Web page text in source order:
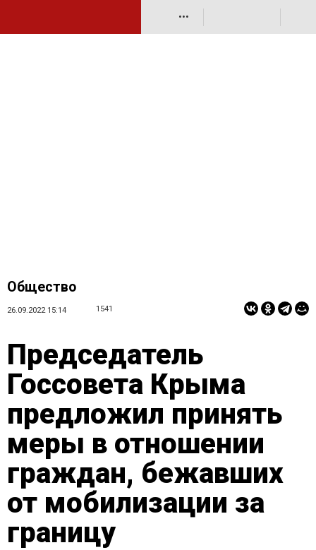
•••
Общество
26.09.2022 15:14 1541
Председатель
Госсовета Крыма
предложил принять
меры в отношении
граждан, бежавших
от мобилизации за
границу